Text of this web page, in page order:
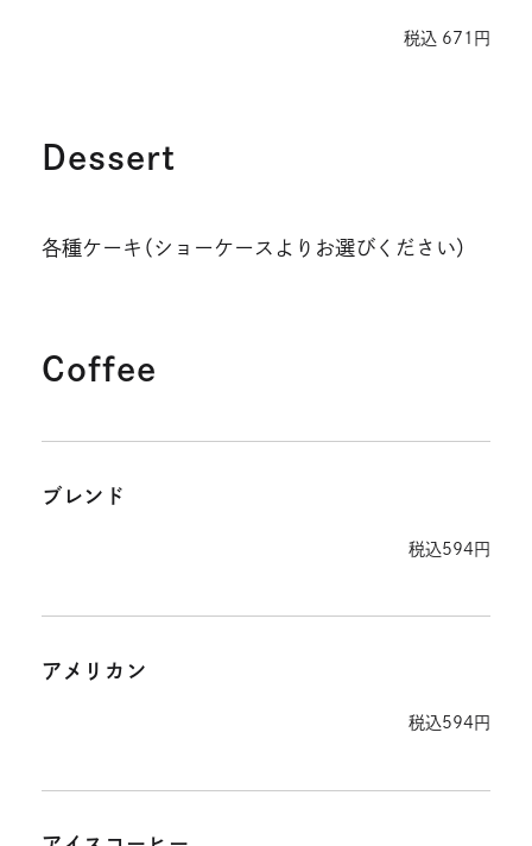
税込 671円
Dessert
各種ケーキ（ショーケースよりお選びください）
Coffee
ブレンド
税込594円
アメリカン
税込594円